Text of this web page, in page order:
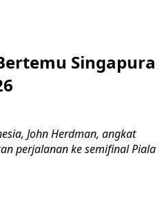
Singapura
John Herdman, angkat
perjalanan ke semifinal Piala